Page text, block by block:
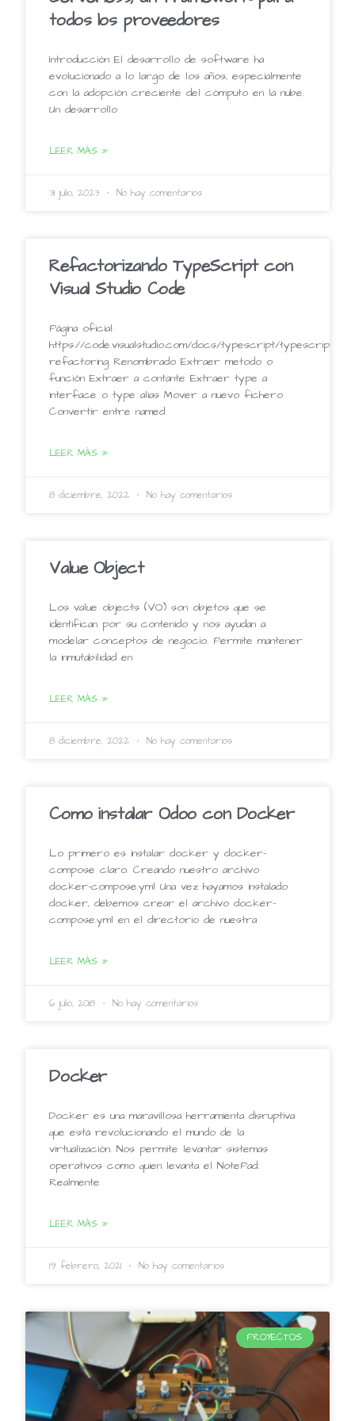
todos los proveedores
Introducción El desarrollo de software ha
evolucionado a lo largo de los años, especialmente
con la adopción creciente del cómputo en la nube.
Un desarrollo
LEER MÁS »
31 julio, 2023 No hay comentarios
Refactorizando TypeScript con
Visual Studio Code
Página oficial:
https://code.visualstudio.com/docs/typescript/typescript-
refactoring Renombrado Extraer metodo o
función Extraer a contante Extraer type a
interface o type alias Mover a nuevo fichero
Convertir entre named
LEER MÁS »
8 diciembre, 2022 No hay comentarios
Value Object
Los value objects (VO) son objetos que se
identifican por su contenido y nos ayudan a
modelar conceptos de negocio. Permite mantener
la inmutabilidad en
LEER MÁS »
8 diciembre, 2022 No hay comentarios
Como instalar Odoo con Docker
Lo primero es instalar docker y docker-
compose claro. Creando nuestro archivo
docker-compose.yml Una vez hayamos instalado
docker, debemos crear el archivo docker-
compose.yml en el directorio de nuestra
LEER MÁS »
6 julio, 2018 No hay comentarios
Docker
Docker es una maravillosa herramienta disruptiva
que está revolucionando el mundo de la
virtualización. Nos permite levantar sistemas
operativos como quien levanta el NotePad.
Realmente
LEER MÁS »
19 febrero, 2021 No hay comentarios
PROYECTOS